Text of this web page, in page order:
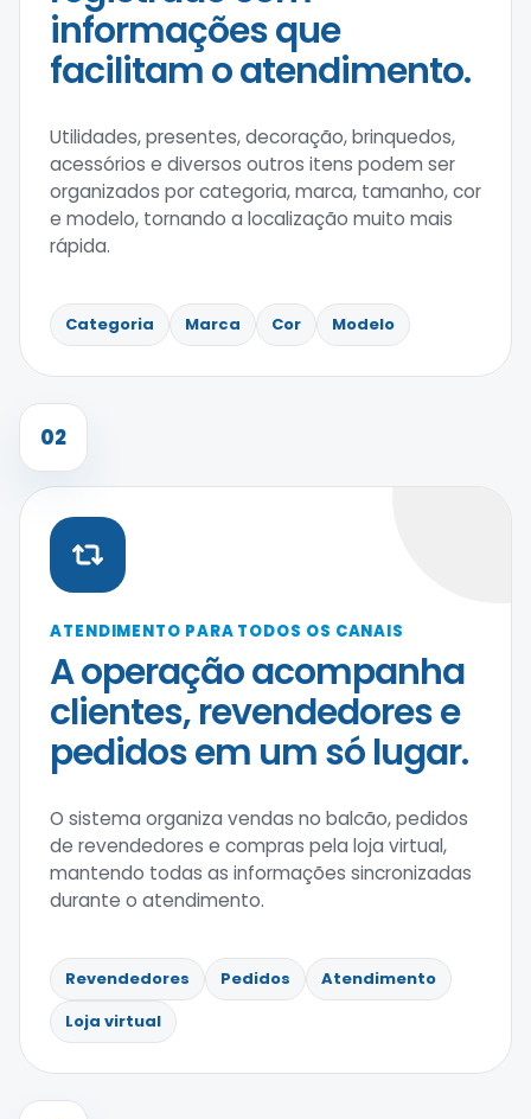
informações que
facilitam o atendimento.
Utilidades, presentes, decoração, brinquedos,
acessórios e diversos outros itens podem ser
organizados por categoria, marca, tamanho, cor
e modelo, tornando a localização muito mais
rápida.
Categoria Marca Cor Modelo
02
ATENDIMENTO PARA TODOS OS CANAIS
A operação acompanha
clientes, revendedores e
pedidos em um só lugar.
O sistema organiza vendas no balcão, pedidos
de revendedores e compras pela loja virtual,
mantendo todas as informações sincronizadas
durante o atendimento.
Revendedores Pedidos
Atendimento
Loja virtual